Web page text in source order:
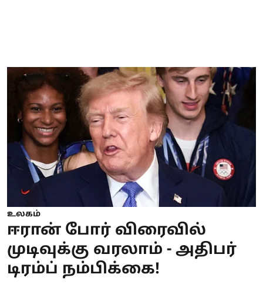
உலகம்
ஈரான் போர் விரைவில்
முடிவுக்கு வரலாம் - அதிபர்
டிரம்ப் நம்பிக்கை!